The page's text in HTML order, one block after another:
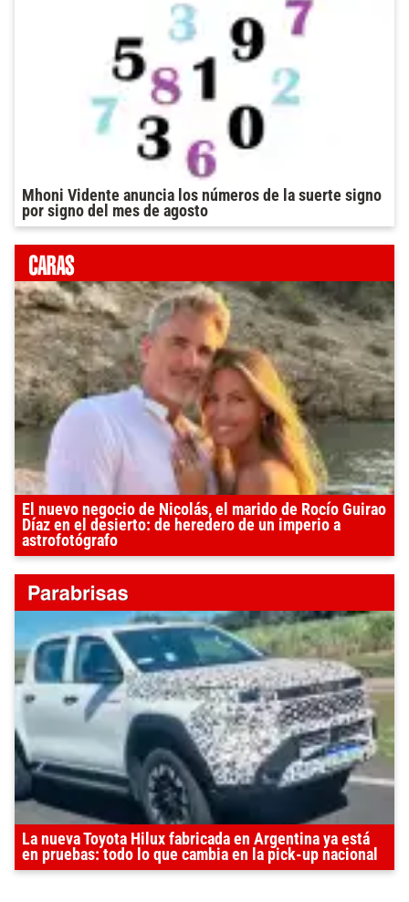
Mhoni Vidente anuncia los números de la suerte signo
por signo del mes de agosto
El nuevo negocio de Nicolás, el marido de Rocío Guirao
Díaz en el desierto: de heredero de un imperio a
astrofotógrafo
La nueva Toyota Hilux fabricada en Argentina ya está
en pruebas: todo lo que cambia en la pick-up nacional